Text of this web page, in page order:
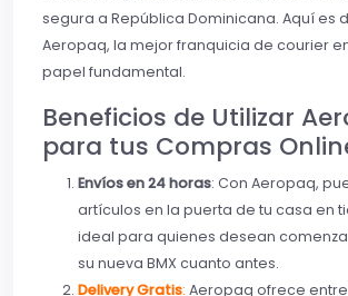
segura a República Dominicana. Aquí es
Aeropaq, la mejor franquicia de courier
papel fundamental.
Beneficios de Utilizar
para tus Compras
Envíos en 24 horas: Con Aeropaq,
artículos en la puerta de tu casa en
ideal para quienes desean
su nueva BMX cuanto antes.
Delivery Gratis: Aeropaq ofrece